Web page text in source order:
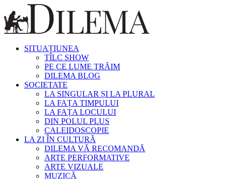
SITUAȚIUNEA
TÎLC SHOW
PE CE LUME TRĂIM
DILEMA BLOG
SOCIETATE
LA SINGULAR ȘI LA PLURAL
LA FAȚA TIMPULUI
LA FAȚA LOCULUI
DIN POLUL PLUS
CALEIDOSCOPIE
LA ZI ÎN CULTURĂ
DILEMA VĂ RECOMANDĂ
ARTE PERFORMATIVE
ARTE VIZUALE
MUZICĂ